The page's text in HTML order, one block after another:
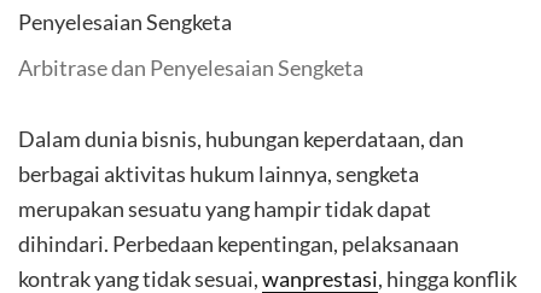
Arbitrase dan Penyelesaian Sengketa
Dalam dunia bisnis, hubungan keperdataan, dan
berbagai aktivitas hukum lainnya, sengketa
merupakan sesuatu yang hampir tidak dapat
dihindari. Perbedaan kepentingan, pelaksanaan
kontrak yang tidak sesuai,wanprestasi, hingga konflik